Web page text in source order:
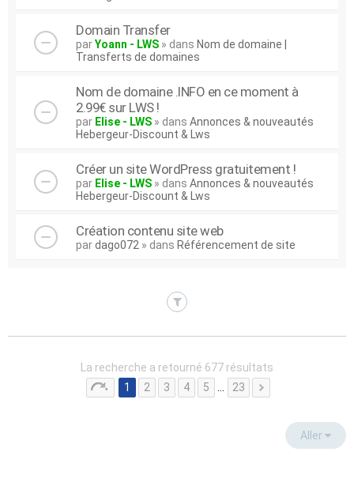
Domain Transfer
parYoann - LWS » dans Nom de domaine |
Transferts de domaines
Nom de domaine .INFO en ce moment à
2.99€ sur LWS !
par Elise - LWS » dans Annonces & nouveautés
Hebergeur-Discount & Lws
Créer un site WordPress gratuitement !
par Elise - LWS » dans Annonces & nouveautés
Hebergeur-Discount & Lws
Création contenu site web
pardago072 » dans Référencement de site
La recherche a retourné 677 résultats
1
2 3 4 5 23
Aller